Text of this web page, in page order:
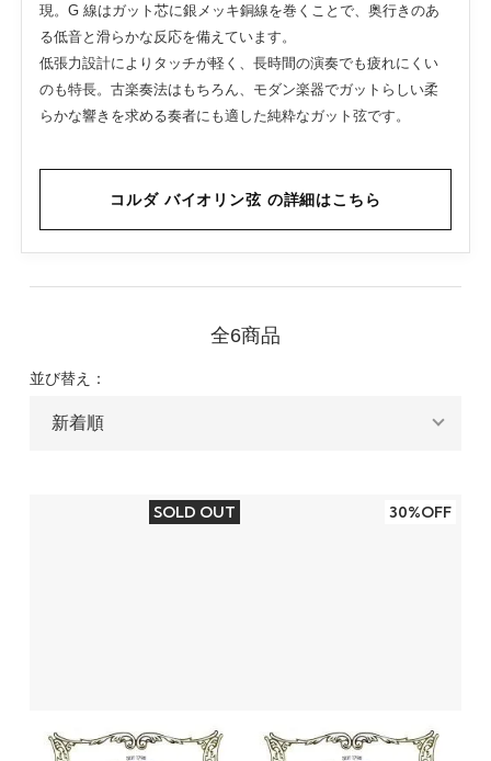
現。G 線はガット芯に銀メッキ銅線を巻くことで、奥行きのあ
る低音と滑らかな反応を備えています。
低張力設計によりタッチが軽く、長時間の演奏でも疲れにくい
のも特長。古楽奏法はもちろん、モダン楽器でガットらしい柔
らかな響きを求める奏者にも適した純粋なガット弦です。
コルダ バイオリン弦 の詳細はこちら
全6商品
並び替え：
SOLD OUT 30%OFF